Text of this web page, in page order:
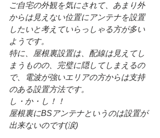
ご自宅の外観を気にされて、あまり外
からは見えない位置にアンテナを設置
したいと考えていらっしゃる方が多い
ようです。
特に、屋根裏設置は、配線は見えてし
まうものの、完璧に隠してしまえるの
で、電波が強いエリアの方からは支持
のある設置方法です。
し・か・し！！
屋根裏にBSアンテナというのは設置が
出来ないのです(涙)